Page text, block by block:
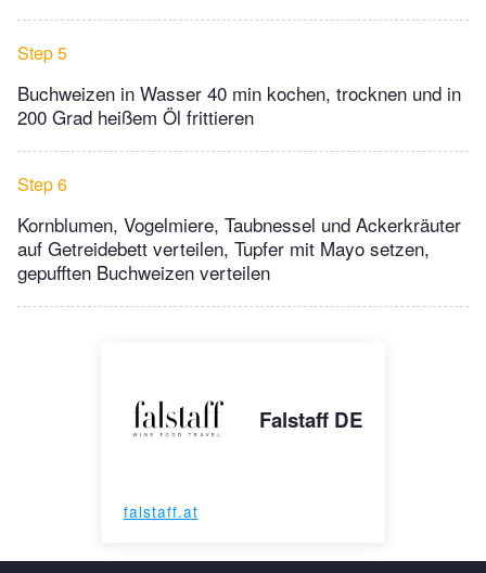
Step 5
Buchweizen in Wasser 40 min kochen, trocknen und in
200 Grad heißem Öl frittieren
Step 6
Kornblumen, Vogelmiere, Taubnessel und Ackerkräuter
auf Getreidebett verteilen, Tupfer mit Mayo setzen,
gepufften Buchweizen verteilen
Falstaff DE
falstaff.at